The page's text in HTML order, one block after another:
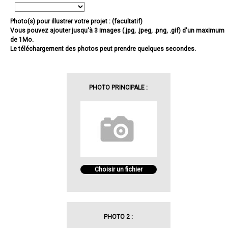
Photo(s) pour illustrer votre projet : (facultatif)
Vous pouvez ajouter jusqu'à 3 images (.jpg, .jpeg, .png, .gif) d'un maximum
de 1Mo.
Le téléchargement des photos peut prendre quelques secondes.
PHOTO PRINCIPALE :
Choisir un fichier
PHOTO 2 :